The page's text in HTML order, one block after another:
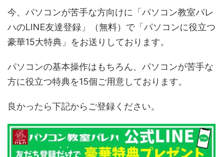
今、パソコンが苦手な方向けに「パソコン教室パレ
ハのLINE友達登録」（無料）で「パソコンに役立つ
豪華15大特典」をお送りしております。
パソコンの基本操作はもちろん、パソコンが苦手な
方に役立つ特典を15個ご用意しております。
良かったら下記からご登録ください。